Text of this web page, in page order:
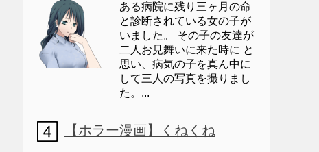
ある病院に残り三ヶ月の命
と診断されている女の子が
いました。 その子の友達が
二人お見舞いに来た時に と
思い、病気の子を真ん中に
して三人の写真を撮りまし
た。...
【ホラー漫画】くねくね